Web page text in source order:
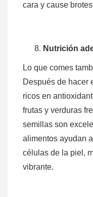
cara y cause
Nutrición
Lo que comes
Después de hacer
ricos en
frutas y verduras
semillas son
alimentos ayudan
células de la piel,
vibrante.